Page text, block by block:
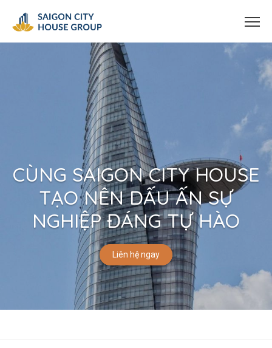
CÙNG SAIGON CITY HOUSE
TẠO NÊN DẤU ẤN SỰ
NGHIỆP ĐÁNG TỰ HÀO
Liên hệ ngay